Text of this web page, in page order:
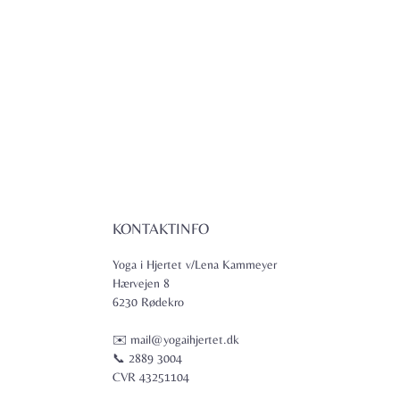
KONTAKTINFO
Yoga i Hjertet v/Lena Kammeyer
Hærvejen 8
6230 Rødekro
✉️ mail@yogaihjertet.dk
📞 2889 3004
CVR 43251104